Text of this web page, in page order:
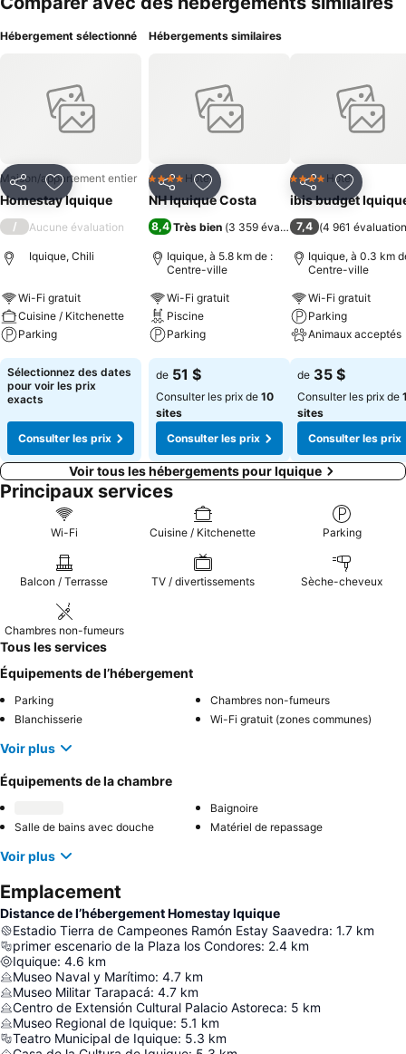
Hébergement sélectionné
PartagerAjouter à mes favoris
Maison/appartement entier
Homestay Iquique
/ Aucune évaluation
Iquique, Chili
Wi-Fi gratuit
Cuisine / Kitchenette
Parking
Consulter les prix
Sélectionnez des dates
pour voir les prix
exacts
Consulter les prix
Hébergements similaires
PartagerAjouter à mes favoris
4 ÉtoilesHotel
NH Iquique Costa
8,4 Très bien (3 359 évaluations)
Iquique, à 5.8 km de :
Centre-ville
Wi-Fi gratuit
Piscine
Parking
Consulter les prix
de 51 $
Consulter les prix de 10
sites
Consulter les prix
PartagerAjouter
4 ÉtoilesHotel
ibis budget
7,4 (4 961
Iquique, à 0.3 km
Centre-ville
Wi-Fi gratuit
Parking
Animaux acceptés
Consulter les
de 35 $
Consulter les prix de
sites
Consulter les prix
Voir tous les hébergements pour Iquique
Principaux services
Wi-Fi Cuisine / Kitchenette Parking
Balcon / Terrasse TV / divertissements Sèche-cheveux
Chambres non-fumeurs
Tous les services
Équipements de l’hébergement
Parking
Chambres non-fumeurs
Blanchisserie
Wi-Fi gratuit (zones communes)
Voir plus
Équipements de la chambre
Baignoire
Salle de bains avec douche
Matériel de repassage
Voir plus
Emplacement
Distance de l’hébergement Homestay Iquique
Estadio Tierra de Campeones Ramón Estay Saavedra: 1.7 km
primer escenario de la Plaza los Condores: 2.4 km
Iquique: 4.6 km
Museo Naval y Marítimo: 4.7 km
Museo Militar Tarapacá: 4.7 km
Centro de Extensión Cultural Palacio Astoreca: 5 km
Museo Regional de Iquique: 5.1 km
Teatro Municipal de Iquique: 5.3 km